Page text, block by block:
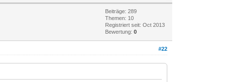
Beiträge: 289
Themen: 10
Registriert seit: Oct 2013
Bewertung:0
#22